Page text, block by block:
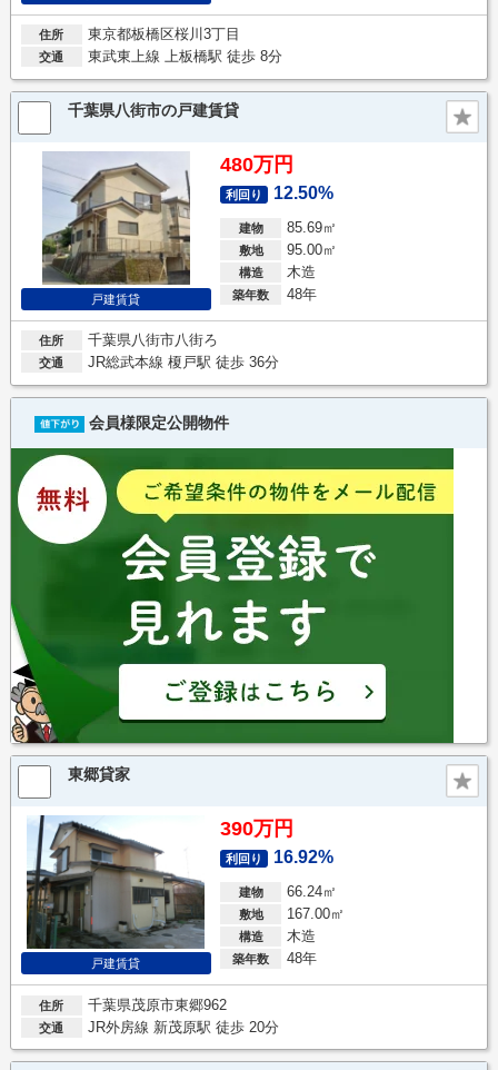
住所 東京都板橋区桜川3丁目
交通 東武東上線 上板橋駅 徒歩 8分
千葉県八街市の戸建賃貸
戸建賃貸
480万円
利回り 12.50%
建物 85.69㎡
敷地 95.00㎡
構造 木造
築年数 48年
住所 千葉県八街市八街ろ
交通 JR総武本線 榎戸駅 徒歩 36分
会員様限定公開物件
東郷貸家
戸建賃貸
390万円
利回り 16.92%
建物 66.24㎡
敷地 167.00㎡
構造 木造
築年数 48年
住所 千葉県茂原市東郷962
交通 JR外房線 新茂原駅 徒歩 20分